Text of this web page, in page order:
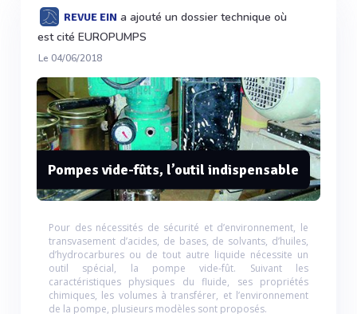
REVUE EIN a ajouté un dossier technique où
est cité EUROPUMPS
Le 04/06/2018
Pompes vide-fûts, l’outil indispensable
Pour des nécessités de sécurité et d’environnement, le
transvasement d’acides, de bases, de solvants, d’huiles,
d’hydrocarbures ou de tout autre liquide nécessite un
outil spécial, la pompe vide-fût. Suivant les
caractéristiques physiques du fluide, ses propriétés
chimiques, les volumes à transférer, et l’environnement
de la pompe, plusieurs modèles sont proposés.